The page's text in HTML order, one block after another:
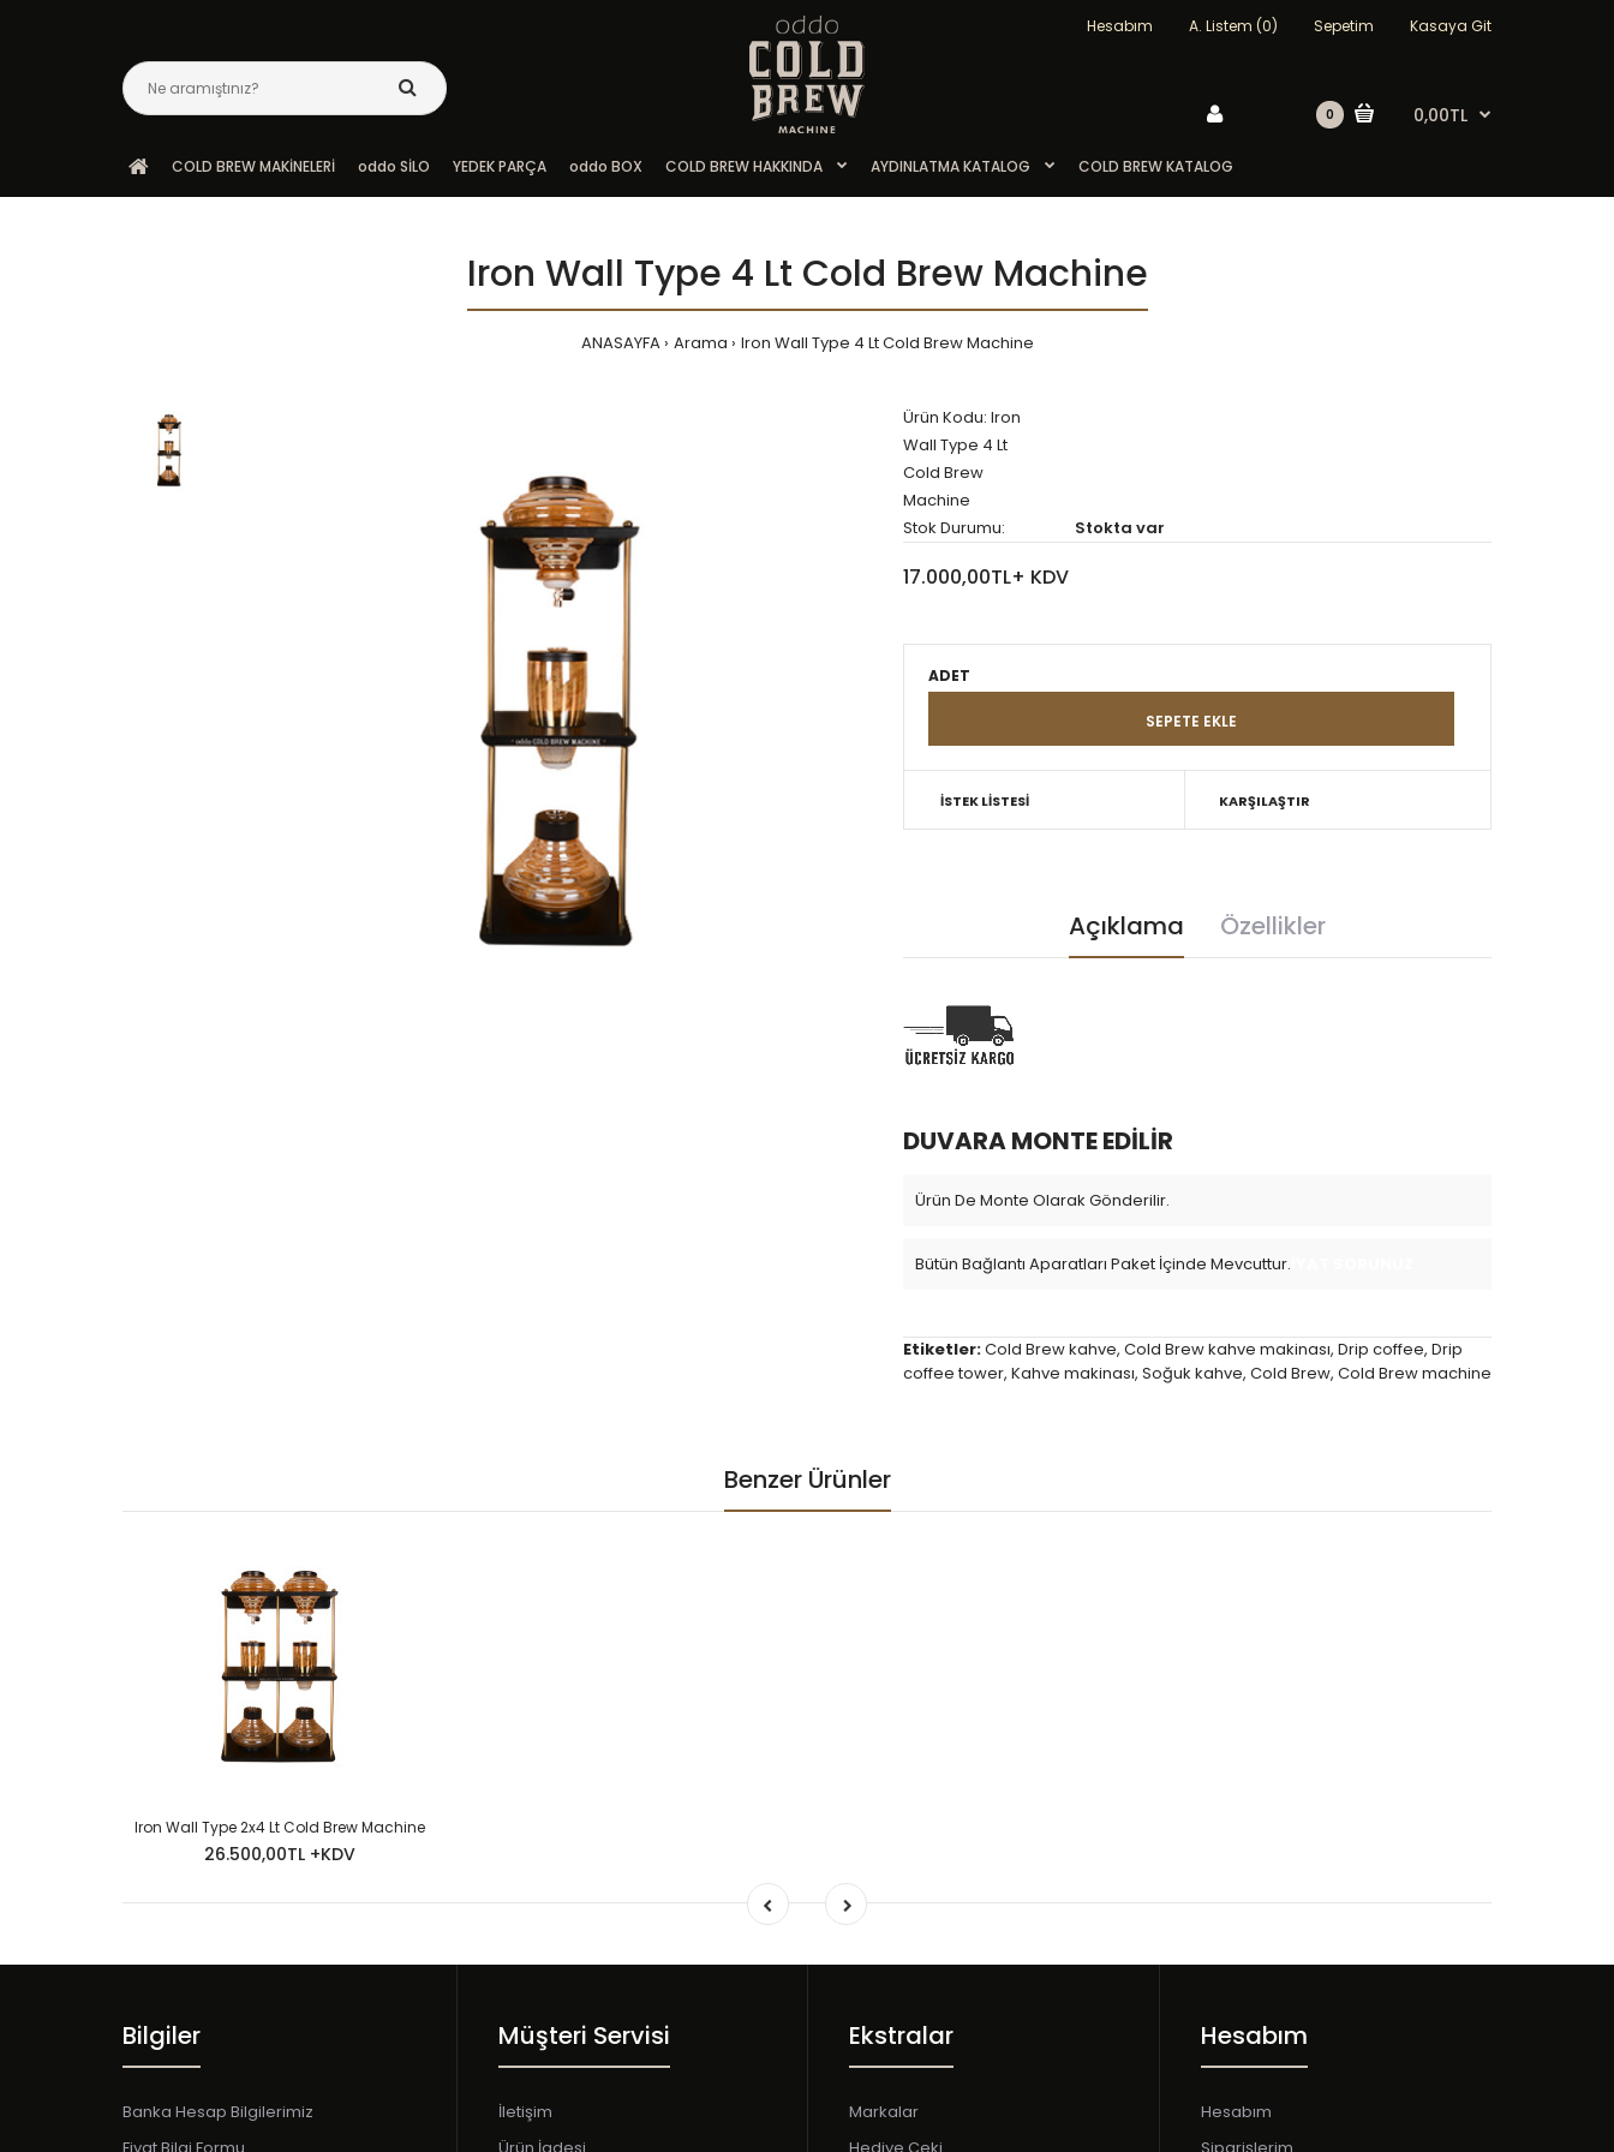
Hesabım A. Listem (0) Sepetim Kasaya Git
0 0,00TL
COLD BREW MAKİNELERİ oddo SİLO YEDEK PARÇA oddo BOX COLD BREW HAKKINDA AYDINLATMA KATALOG COLD BREW KATALOG
Iron Wall Type 4 Lt Cold Brew Machine
ANASAYFA Arama Iron Wall Type 4 Lt Cold Brew Machine
Ürün Kodu: Iron
Wall Type 4 Lt
Cold Brew
Machine
Stok Durumu:
Stokta var
17.000,00TL+ KDV
ADET
İSTEK LİSTESİ KARŞILAŞTIR
Açıklama Özellikler
DUVARA MONTE EDİLİR
Ürün De Monte Olarak Gönderilir.
Bütün Bağlantı Aparatları Paket İçinde Mevcuttur.
Etiketler:Cold Brew kahve, Cold Brew kahve makinası, Drip coffee, Drip
coffee tower, Kahve makinası, Soğuk kahve, Cold Brew, Cold Brew machine
Benzer Ürünler
Iron Wall Type 2x4 Lt Cold Brew Machine
26.500,00TL +KDV
Bilgiler
Banka Hesap Bilgilerimiz
Müşteri Servisi
İletişim
Ekstralar
Markalar
Hesabım
Hesabım